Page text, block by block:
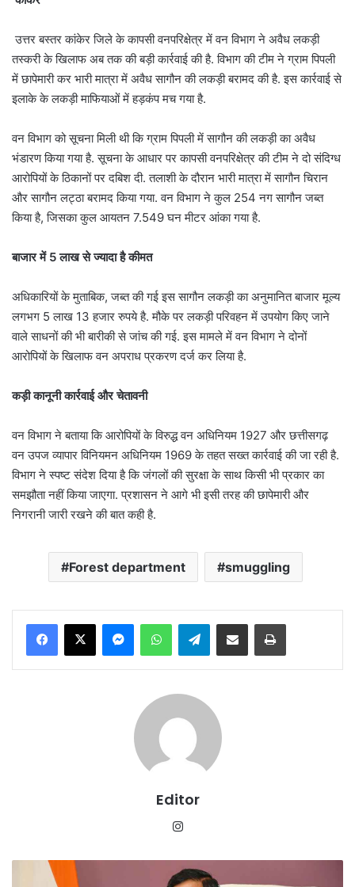
उत्तर बस्तर कांकेर जिले के कापसी वनपरिक्षेत्र में वन विभाग ने अवैध लकड़ी
तस्करी के खिलाफ अब तक की बड़ी कार्रवाई की है. विभाग की टीम ने ग्राम पिपली
में छापेमारी कर भारी मात्रा में अवैध सागौन की लकड़ी बरामद की है. इस कार्रवाई से
इलाके के लकड़ी माफियाओं में हड़कंप मच गया है.
वन विभाग को सूचना मिली थी कि ग्राम पिपली में सागौन की लकड़ी का अवैध
भंडारण किया गया है. सूचना के आधार पर कापसी वनपरिक्षेत्र की टीम ने दो संदिग्ध
आरोपियों के ठिकानों पर दबिश दी. तलाशी के दौरान भारी मात्रा में सागौन चिरान
और सागौन लट्ठा बरामद किया गया. वन विभाग ने कुल 254 नग सागौन जब्त
किया है, जिसका कुल आयतन 7.549 घन मीटर आंका गया है.
बाजार में 5 लाख से ज्यादा है कीमत
अधिकारियों के मुताबिक, जब्त की गई इस सागौन लकड़ी का अनुमानित बाजार मूल्य
लगभग 5 लाख 13 हजार रुपये है. मौके पर लकड़ी परिवहन में उपयोग किए जाने
वाले साधनों की भी बारीकी से जांच की गई. इस मामले में वन विभाग ने दोनों
आरोपियों के खिलाफ वन अपराध प्रकरण दर्ज कर लिया है.
कड़ी कानूनी कार्रवाई और चेतावनी
वन विभाग ने बताया कि आरोपियों के विरुद्ध वन अधिनियम 1927 और छत्तीसगढ़
वन उपज व्यापार विनियमन अधिनियम 1969 के तहत सख्त कार्रवाई की जा रही है.
विभाग ने स्पष्ट संदेश दिया है कि जंगलों की सुरक्षा के साथ किसी भी प्रकार का
समझौता नहीं किया जाएगा. प्रशासन ने आगे भी इसी तरह की छापेमारी और
निगरानी जारी रखने की बात कही है.
Forest department smuggling
MessengerWhatsAppTelegramShare via Email Print
Editor